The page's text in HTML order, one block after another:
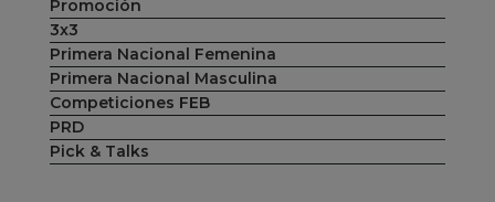
Promoción
3x3
Primera Nacional Femenina
Primera Nacional Masculina
Competiciones FEB
PRD
Pick & Talks